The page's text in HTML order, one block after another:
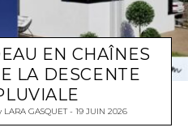
EN CHAÎNES
LA DESCENTE
LARA GASQUET 19 JUIN 2026